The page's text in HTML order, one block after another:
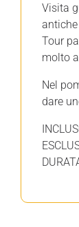
Visita
Tour
molto
Nel
dare